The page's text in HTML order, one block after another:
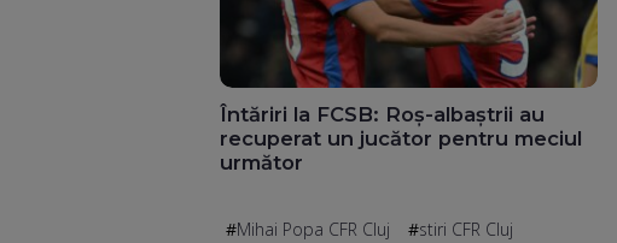
Întăriri la FCSB: Roș-albaștrii au
recuperat un jucător pentru meciul
următor
Mihai Popa CFR Cluj stiri CFR Cluj